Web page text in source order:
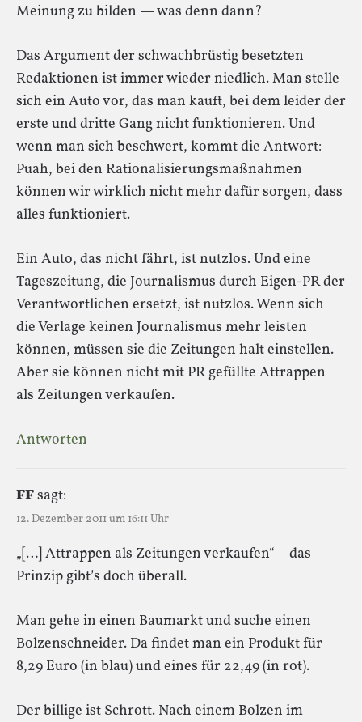
Meinung zu bilden — was denn dann?
Das Argument der schwachbrüstig besetzten
Redaktionen ist immer wieder niedlich. Man stelle
sich ein Auto vor, das man kauft, bei dem leider der
erste und dritte Gang nicht funktionieren. Und
wenn man sich beschwert, kommt die Antwort:
Puah, bei den Rationalisierungsmaßnahmen
können wir wirklich nicht mehr dafür sorgen, dass
alles funktioniert.
Ein Auto, das nicht fährt, ist nutzlos. Und eine
Tageszeitung, die Journalismus durch Eigen-PR der
Verantwortlichen ersetzt, ist nutzlos. Wenn sich
die Verlage keinen Journalismus mehr leisten
können, müssen sie die Zeitungen halt einstellen.
Aber sie können nicht mit PR gefüllte Attrappen
als Zeitungen verkaufen.
Antworten
FFsagt:
12. Dezember 2011 um 16:11 Uhr
„[…] Attrappen als Zeitungen verkaufen“ – das
Prinzip gibt’s doch überall.
Man gehe in einen Baumarkt und suche einen
Bolzenschneider. Da findet man ein Produkt für
8,29 Euro (in blau) und eines für 22,49 (in rot).
Der billige ist Schrott. Nach einem Bolzen im